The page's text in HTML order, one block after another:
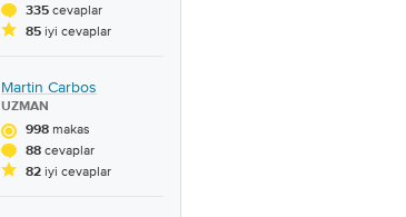
335 cevaplar
85 iyi cevaplar
Martin Carbos
UZMAN
998 makas
88 cevaplar
82 iyi cevaplar